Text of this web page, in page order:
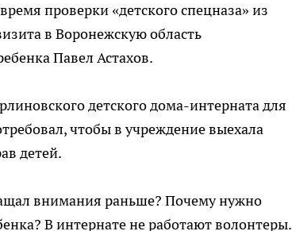
проверки «детского спецназа» из
в Воронежскую область
Павел Астахов.
детского дома-интерната для
чтобы в учреждение выехала
детей.
внимания раньше? Почему нужно
В интернате не работают волонтеры.